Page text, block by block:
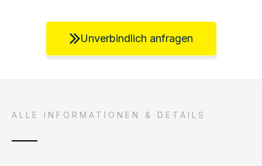
Unverbindlich anfragen
ALLE INFORMATIONEN & DETAILS